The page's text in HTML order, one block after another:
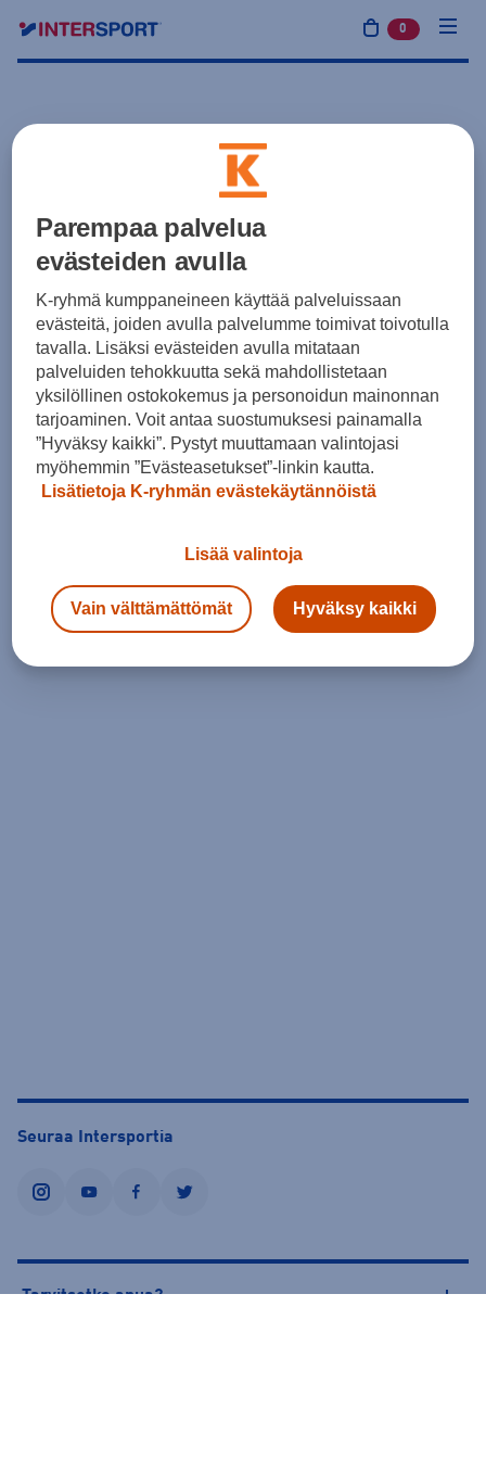
0 tuotetta
Seuraa Intersportia
instagramyoutubefacebooktwitter
Tarvitsetko apua?
Parempaa palvelua
evästeiden avulla
K-ryhmä kumppaneineen käyttää palveluissaan
evästeitä, joiden avulla palvelumme toimivat toivotulla
tavalla. Lisäksi evästeiden avulla mitataan
palveluiden tehokkuutta sekä mahdollistetaan
yksilöllinen ostokokemus ja personoidun mainonnan
tarjoaminen. Voit antaa suostumuksesi painamalla
”Hyväksy kaikki”. Pystyt muuttamaan valintojasi
myöhemmin ”Evästeasetukset”-linkin kautta.
Lisätietoja K-ryhmän evästekäytännöistä
Lisää valintoja
Vain välttämättömät Hyväksy kaikki